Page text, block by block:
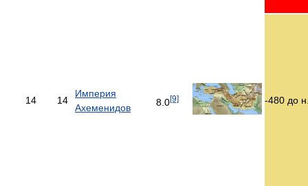
14 14
Империя
Ахеменидов
8.0[9] -480 до